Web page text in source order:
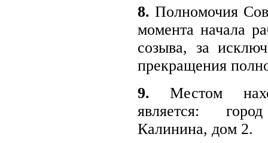
8. Полномочия
момента начала
созыва, за
прекращения
9. Местом
является:
Калинина, дом 2.